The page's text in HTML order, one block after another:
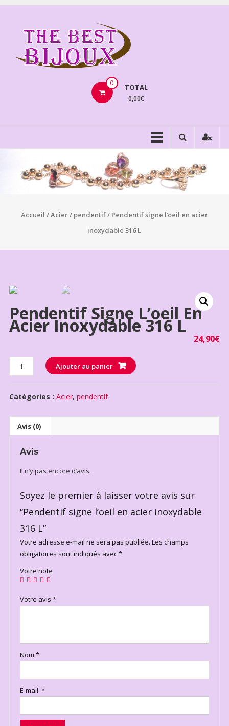
Aller
contenu
0 TOTAL
0,00€
Accueil /Acier/ pendentif/ Pendentif signe l’oeil en acier
inoxydable 316 L
Pendentif Signe L’oeil En
Acier Inoxydable 316 L
24,90€
Quantité Ajouter au panier
Catégories : Acier, pendentif
Avis (0)
Avis
Il n’y pas encore d’avis.
Soyez le premier à laisser votre avis sur
“Pendentif signe l’oeil en acier inoxydable
316 L”
Votre adresse e-mail ne sera pas publiée. Les champs
obligatoires sont indiqués avec*
Votre note
Votre avis *
Nom *
E-mail *